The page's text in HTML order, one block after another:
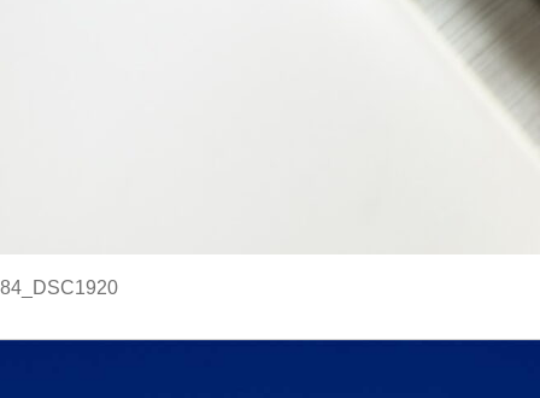
84_DSC1920